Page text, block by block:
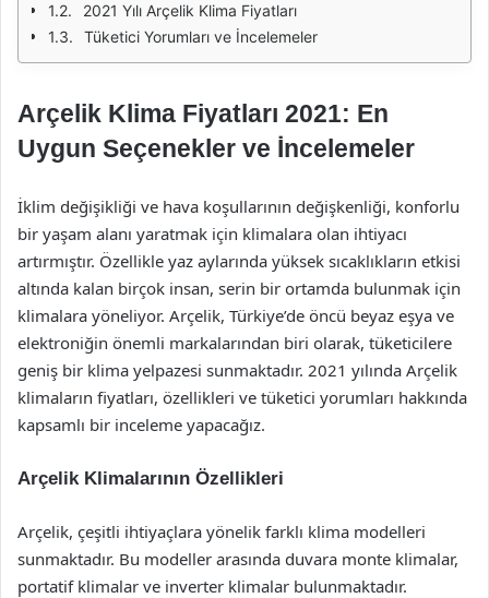
2021 Yılı Arçelik Klima Fiyatları
Tüketici Yorumları ve İncelemeler
Arçelik Klima Fiyatları 2021: En
Uygun Seçenekler ve İncelemeler
İklim değişikliği ve hava koşullarının değişkenliği, konforlu
bir yaşam alanı yaratmak için klimalara olan ihtiyacı
artırmıştır. Özellikle yaz aylarında yüksek sıcaklıkların etkisi
altında kalan birçok insan, serin bir ortamda bulunmak için
klimalara yöneliyor. Arçelik, Türkiye’de öncü beyaz eşya ve
elektroniğin önemli markalarından biri olarak, tüketicilere
geniş bir klima yelpazesi sunmaktadır. 2021 yılında Arçelik
klimaların fiyatları, özellikleri ve tüketici yorumları hakkında
kapsamlı bir inceleme yapacağız.
Arçelik Klimalarının Özellikleri
Arçelik, çeşitli ihtiyaçlara yönelik farklı klima modelleri
sunmaktadır. Bu modeller arasında duvara monte klimalar,
portatif klimalar ve inverter klimalar bulunmaktadır.